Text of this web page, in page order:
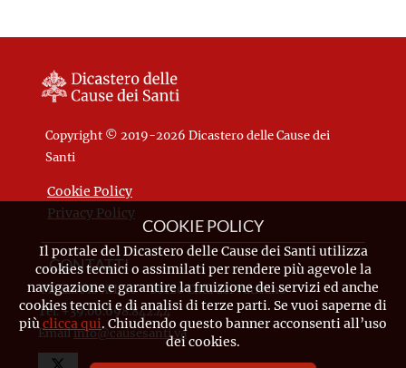
Copyright © 2019-2026 Dicastero delle Cause dei
Santi
Cookie Policy
Privacy Policy
CONTATTI
Piazza Pio XII, 10 - 00120 Città del Vaticano
Tel. +39.06.698.842.44
Emailinfo@causesanti.va
COOKIE POLICY
Il portale del Dicastero delle Cause dei Santi utilizza
cookies tecnici o assimilati per rendere più agevole la
navigazione e garantire la fruizione dei servizi ed anche
cookies tecnici e di analisi di terze parti. Se vuoi saperne di
piùclicca qui. Chiudendo questo banner acconsenti all’uso
dei cookies.